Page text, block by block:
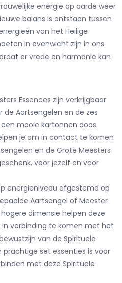
energie op aarde weer
balans is ontstaan tussen
van het Heilige
in evenwicht zijn in ons
er vrede en harmonie kan
Essences zijn verkrijgbaar
de Aartsengelen en de zes
mooie kartonnen doos.
je om in contact te komen
en de Grote Meesters
voor jezelf en voor
energieniveau afgestemd op
Aartsengel of Meester
dimensie helpen deze
verbinding te komen met het
van de Spirituele
prachtige set essenties is voor
met deze Spirituele